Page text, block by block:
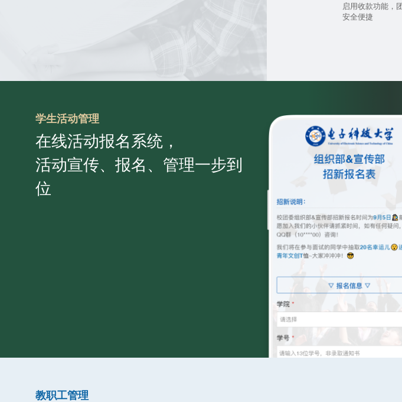
启用收款功能，
安全便捷
学生活动管理
在线活动报名系统，
活动宣传、报名、管理一步到
位
教职工管理